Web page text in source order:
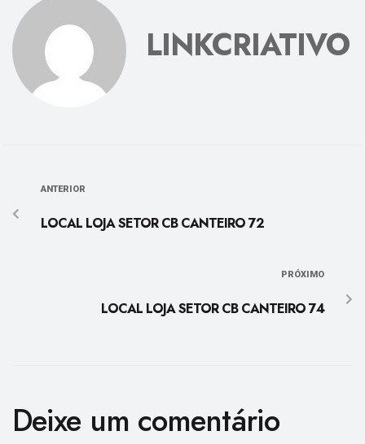
LINKCRIATIVO
ANTERIOR
LOCAL LOJA SETOR CB CANTEIRO 72
PRÓXIMO
LOCAL LOJA SETOR CB CANTEIRO 74
Deixe um comentário